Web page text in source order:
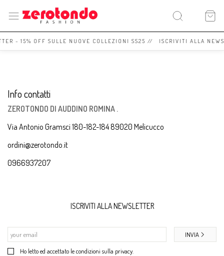
- 15% OFF SULLE NUOVE COLLEZIONI SS25 // ISCRIVITI ALLA
Info contatti
ZEROTONDO DI AUDDINO ROMINA .
Via Antonio Gramsci 180-182-184 89020 Melicucco
ordini@zerotondo.it
0966937207
ISCRIVITI ALLA NEWSLETTER
Ho letto ed accettato le condizioni sulla privacy.
INVIA